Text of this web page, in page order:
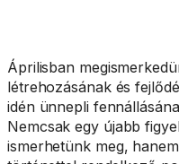
Áprilisban
létrehozásának és
idén ünnepli
Nemcsak egy újabb
ismerhetünk meg,